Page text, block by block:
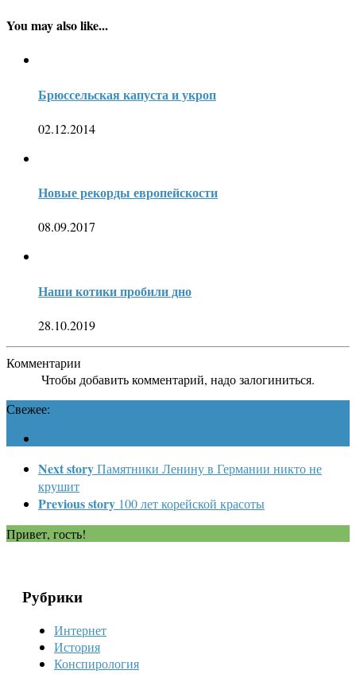
You may also like...
Брюссельская капуста и укроп
02.12.2014
Новые рекорды европейскости
08.09.2017
Наши котики пробили дно
28.10.2019
Комментарии
Чтобы добавить комментарий, надо залогиниться.
Свежее:
Next storyПамятники Ленину в Германии никто не
крушит
Previous story 100 лет корейской красоты
Привет, гость!
Рубрики
Интернет
История
Конспирология